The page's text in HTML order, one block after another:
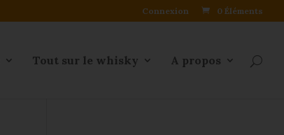
Connexion 0 Éléments
Tout sur le whisky A propos